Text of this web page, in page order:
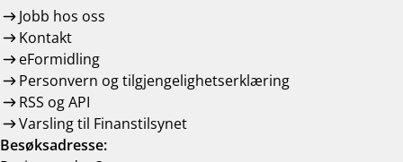
Jobb hos oss
Kontakt
eFormidling
Personvern og tilgjengelighetserklæring
RSS og API
Varsling til Finanstilsynet
Besøksadresse: